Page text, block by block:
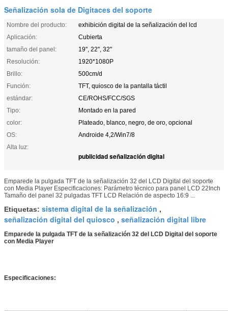
Señalización sola de Digitaces del soporte
Nombre del producto:
exhibición digital de la señalización del lcd
Aplicación:
Cubierta
tamaño del panel:
19", 22", 32"
Resolución:
1920*1080P
Brillo:
500cm/d
Función:
TFT, quiosco de la pantalla táctil
estándar:
CE/ROHS/FCC/SGS
Tipo:
Montado en la pared
color:
Plateado, blanco, negro, de oro, opcional
OS:
Androide 4,2/Win7/8
Alta luz:
publicidad señalización digital
Emparede la pulgada TFT de la señalización 32 del LCD Digital del soporte
con Media Player Especificaciones: Parámetro técnico para panel LCD 22Inch
Tamaño del panel 32 pulgadas TFT LCD Relación de aspecto 16:9 ...
Etiquetas: sistema digital de la señalización ,
señalización digital del quiosco , señalización digital libre
Emparede la pulgada TFT de la señalización 32 del LCD Digital del soporte
con Media Player
Especificaciones: